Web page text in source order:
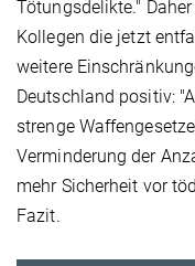
Tötungsdelikte."
Kollegen die jetzt
weitere
Deutschland positiv:
strenge
Verminderung der
mehr Sicherheit vor
Fazit.